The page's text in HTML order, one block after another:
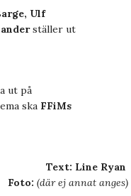
Ulf
ställer ut
ut på
ska FFiMs
Text: Line Ryan
Foto: (där ej annat anges)